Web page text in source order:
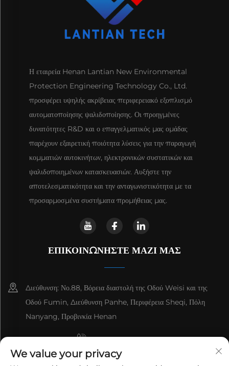
Η εταιρεία Henan Lantian New Environmental
Protection Engineering Technology Co., Ltd.
προσφέρει υψηλής ακρίβειας περιφερειακό εξοπλισμό
αυτοματοποίησης ψαλιδοποίησης. Οι προηγμένες
δυνατότητες R&D και ο επαγγελματικός μας ομάδας
παρέχουν εξαιρετική ποιότητα λύσεις για την παραγωγή
κομματιών αυτοκινήτων, ηλεκτρονικών συστατικών και
ψαλιδοποιημένων κατασκευασιών. Αυξήστε την
αποτελεσματικότητα και την ανταγωνιστικότητα με τα
προσαρμοσμένα συστήματα προμήθειας μας.
ΕΠΙΚΟΙΝΩΝΗΣΤΕ ΜΑΖΙ ΜΑΣ
Διεύθυνση: Νο.88, Βόρεια διαστολή της Οδού Weisi και της
Οδού Fumin, Διεύθυνση Panhe, Περιφέρεια Sheqi, Πόλη
Nanyang, Προβινκία Henan
+8615993153189
+86-13137795975
We value your privacy